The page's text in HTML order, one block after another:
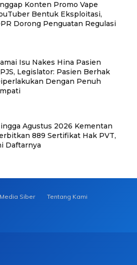
Konten Promo Vape
Bentuk Eksploitasi,
Dorong Penguatan Regulasi
Isu Nakes Hina Pasien
Legislator: Pasien Berhak
Dengan Penuh
Agustus 2026 Kementan
889 Sertifikat Hak PVT,
Daftarnya
Siber
Tentang Kami